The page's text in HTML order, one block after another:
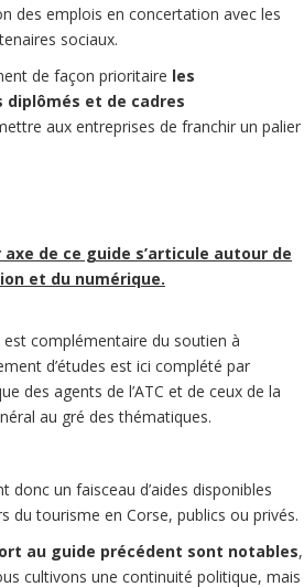
des emplois en concertation avec les
sociaux.
de façon prioritaire les
et de cadres
aux entreprises de franchir un palier
de ce guide s’articule autour de
et du numérique.
est complémentaire du soutien à
d’études est ici complété par
des agents de l’ATC et de ceux de la
au gré des thématiques.
donc un faisceau d’aides disponibles
du tourisme en Corse, publics ou privés.
au guide précédent sont notables,
cultivons une continuité politique, mais